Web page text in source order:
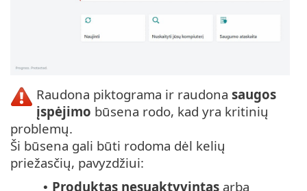
Raudona piktograma ir raudona saugos
įspėjimo būsena rodo, kad yra kritinių
problemų.
Ši būsena gali būti rodoma dėl kelių
priežasčių, pavyzdžiui:
• Produktas nesuaktyvintas arba